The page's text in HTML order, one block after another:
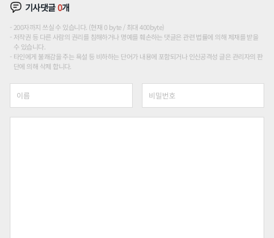
기사댓글0개
200자까지 쓰실 수 있습니다. (현재 0 byte / 최대 400byte)
저작권 등 다른 사람의 권리를 침해하거나 명예를 훼손하는 댓글은 관련 법률에 의해 제재를 받을
수 있습니다.
타인에게 불쾌감을 주는 욕설 등 비하하는 단어가 내용에 포함되거나 인신공격성 글은 관리자의 판
단에 의해 삭제 합니다.